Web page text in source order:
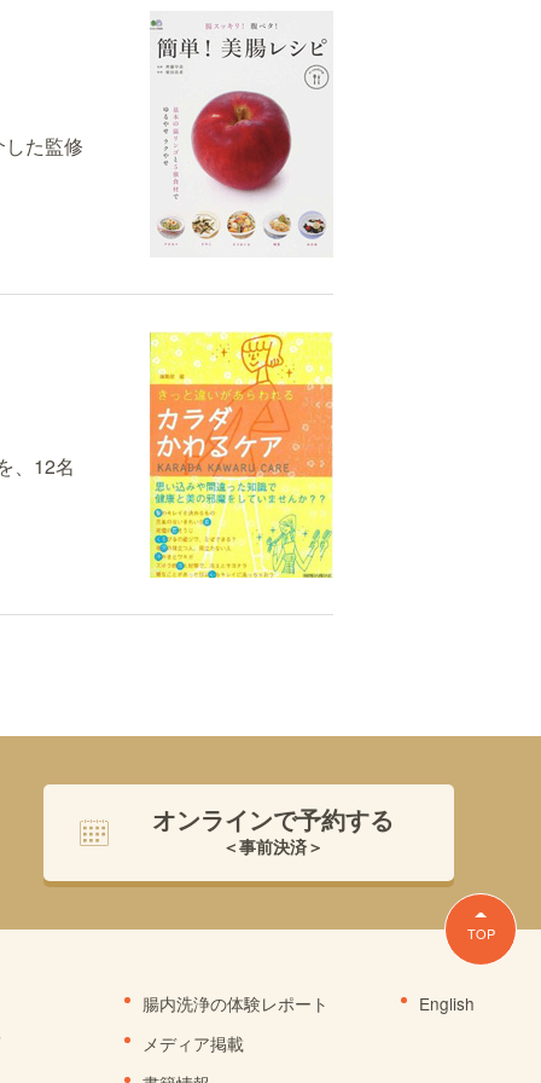
た監修
、12名
オンラインで予約する
＜事前決済＞
TOP
腸内洗浄の体験レポート
メディア掲載
English